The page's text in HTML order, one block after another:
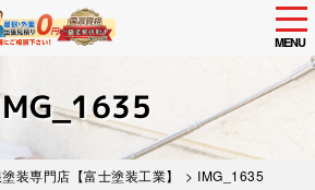
MENU
装専門店【富士塗装工業】 > IMG_1635